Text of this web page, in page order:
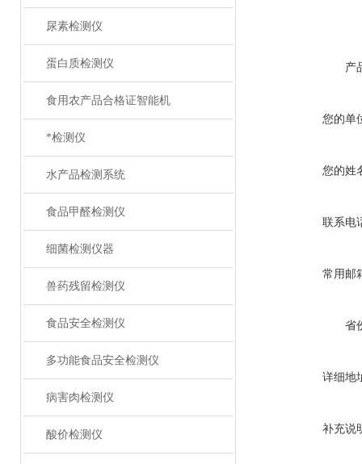
尿素检测仪
蛋白质检测仪
食用农产品合格证智能机
*检测仪
水产品检测系统
食品甲醛检测仪
细菌检测仪器
兽药残留检测仪
食品安全检测仪
多功能食品安全检测仪
病害肉检测仪
酸价检测仪
产
您的单
您的姓
联系电
常用邮
省
详细地
补充说